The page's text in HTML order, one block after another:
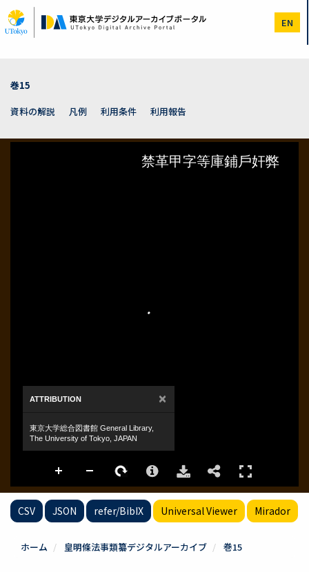
イ
ン
EN
巻15
資料の解説
凡例 利用条件 利用報告
CSV JSON refer/BibIX Universal Viewer Mirador
ホーム 皇明條法事類纂デジタルアーカイブ 巻15